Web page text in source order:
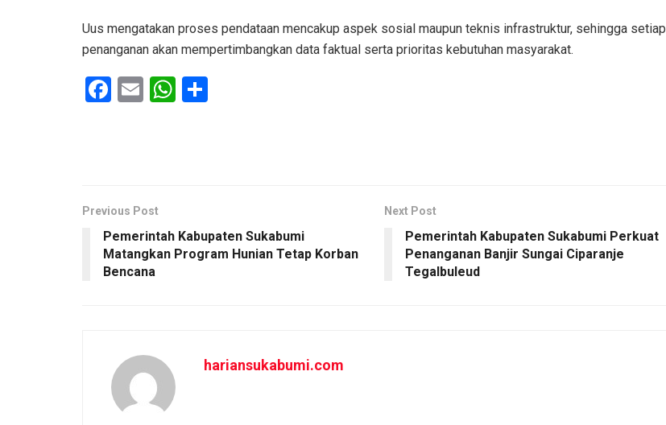
Uus mengatakan proses pendataan mencakup aspek sosial maupun teknis infrastruktur, sehingga setiap
penanganan akan mempertimbangkan data faktual serta prioritas kebutuhan masyarakat.
F
o
k
E
W
p
Previous Post
Pemerintah Kabupaten Sukabumi
Matangkan Program Hunian Tetap Korban
Bencana
Next Post
Pemerintah Kabupaten Sukabumi Perkuat
Penanganan Banjir Sungai Ciparanje
Tegalbuleud
hariansukabumi.com